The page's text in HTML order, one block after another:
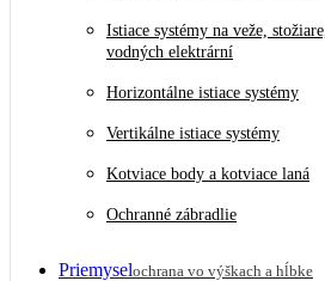
Istiace systémy na veže,
vodných elektrární
Horizontálne istiace systémy
Vertikálne istiace systémy
Kotviace body a kotviace laná
Ochranné zábradlie
Priemyselochrana vo výškach a hĺbke